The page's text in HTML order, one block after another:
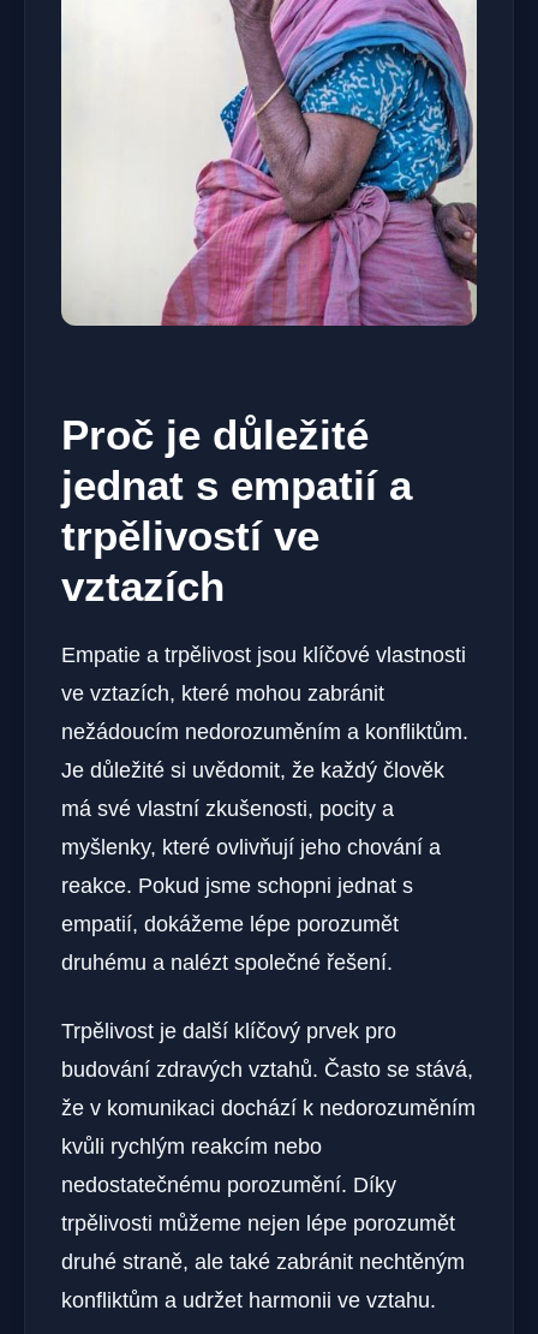
Proč je důležité
jednat s empatií a
trpělivostí ve
vztazích
Empatie a trpělivost jsou klíčové vlastnosti
ve vztazích, které mohou zabránit
nežádoucím nedorozuměním a konfliktům.
Je důležité si uvědomit, že každý člověk
má své vlastní zkušenosti, pocity a
myšlenky, které ovlivňují jeho chování a
reakce. Pokud jsme schopni jednat s
empatií, dokážeme lépe porozumět
druhému a nalézt společné řešení.
Trpělivost je další klíčový prvek pro
budování zdravých vztahů. Často se stává,
že v komunikaci dochází k nedorozuměním
kvůli rychlým reakcím nebo
nedostatečnému porozumění. Díky
trpělivosti můžeme nejen lépe porozumět
druhé straně, ale také zabránit nechtěným
konfliktům a udržet harmonii ve vztahu.